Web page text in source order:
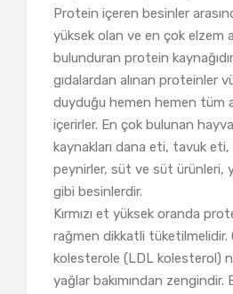
Protein içeren besinler
yüksek olan ve en çok elzem
bulunduran protein
gıdalardan alınan proteinler
duyduğu hemen hemen tüm
içerirler. En çok bulunan
kaynakları dana eti, tavuk
peynirler, süt ve süt ürünleri,
gibi besinlerdir.
Kırmızı et yüksek oranda
rağmen dikkatli tüketilmelidir.
kolesterole (LDL kolesterol)
yağlar bakımından zengindir.